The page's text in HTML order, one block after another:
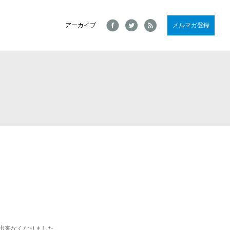
アーカイブ Facebook
Twitter
RSSメルマガ登録
なくなりました。